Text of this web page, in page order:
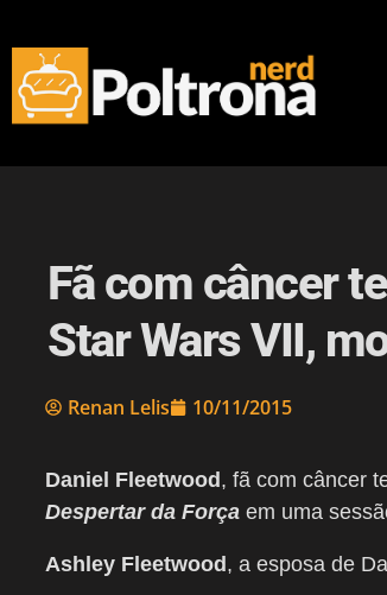
Fã com câncer
Star Wars VII,
Renan Lelis 10/11/2015
Daniel Fleetwood , fã com câncer
Despertar da Força em uma
Ashley Fleetwood , a esposa de